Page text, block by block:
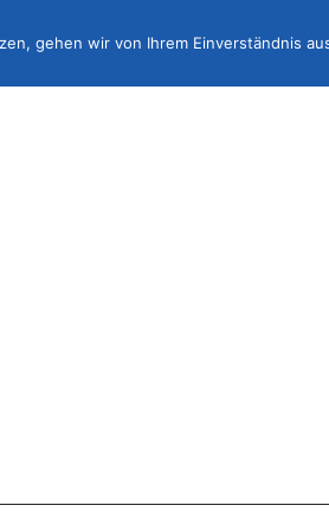
gehen wir von Ihrem Einverständnis